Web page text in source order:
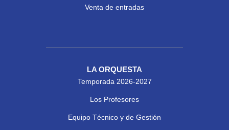
Venta de entradas
LA ORQUESTA
Temporada 2026-2027
Los Profesores
Equipo Técnico y de Gestión